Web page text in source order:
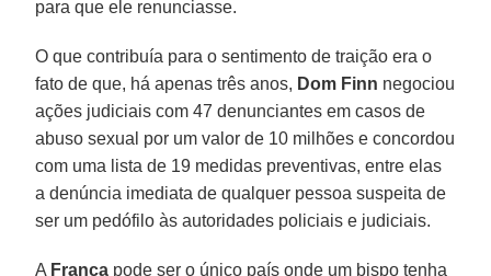
para que ele renunciasse.
O que contribuía para o sentimento de traição era o
fato de que, há apenas três anos, Dom Finn negociou
ações judiciais com 47 denunciantes em casos de
abuso sexual por um valor de 10 milhões e concordou
com uma lista de 19 medidas preventivas, entre elas
a denúncia imediata de qualquer pessoa suspeita de
ser um pedófilo às autoridades policiais e judiciais.
A França pode ser o único país onde um bispo tenha